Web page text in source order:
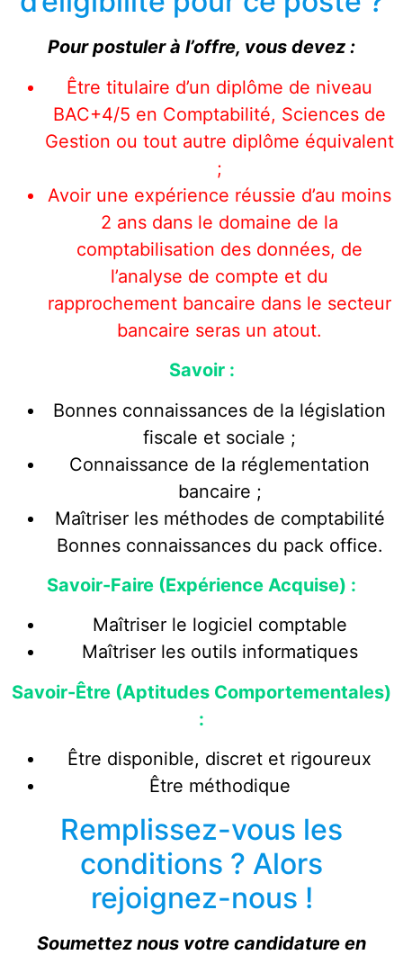
Pour postuler à l’offre, vous devez :
Être titulaire d’un diplôme de niveau
BAC+4/5 en Comptabilité, Sciences de
Gestion ou tout autre diplôme équivalent
;
Avoir une expérience réussie d’au moins
2 ans dans le domaine de la
comptabilisation des données, de
l’analyse de compte et du
rapprochement bancaire dans le secteur
bancaire seras un atout.
Savoir :
Bonnes connaissances de la législation
fiscale et sociale ;
Connaissance de la réglementation
bancaire ;
Maîtriser les méthodes de comptabilité
Bonnes connaissances du pack office.
Savoir-Faire (Expérience Acquise) :
Maîtriser le logiciel comptable
Maîtriser les outils informatiques
Savoir-Être (Aptitudes Comportementales)
:
Être disponible, discret et rigoureux
Être méthodique
Remplissez-vous les
conditions ? Alors
rejoignez-nous !
Soumettez nous votre candidature en